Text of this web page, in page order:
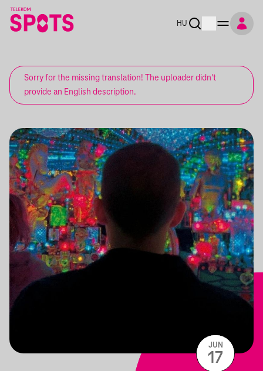
HU
Sorry for the missing translation! The uploader didn't
provide an English description.
JUN
17